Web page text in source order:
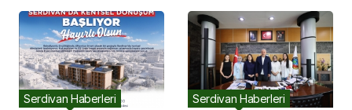
Serdivan Haberleri Serdivan Haberleri